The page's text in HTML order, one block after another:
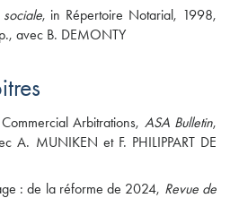
, in Répertoire Notarial, 1998,
avec B. DEMONTY
Arbitrations, ASA Bulletin,
A. MUNIKEN et F. PHILIPPART DE
: de la réforme de 2024, Revue de